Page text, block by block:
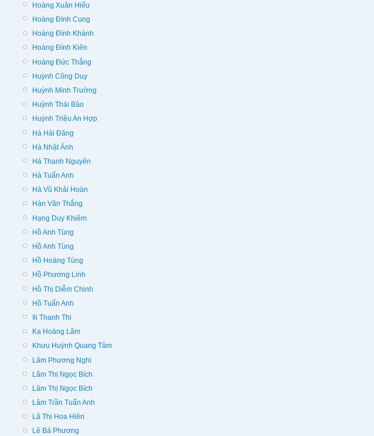
Hoàng Xuân Hiếu
Hoàng Đình Cung
Hoàng Đình Khánh
Hoàng Đình Kiên
Hoàng Đức Thắng
Huỳnh Công Duy
Huỳnh Minh Trường
Huỳnh Thái Bảo
Huỳnh Triệu An Hợp
Hà Hải Đăng
Hà Nhật Ánh
Hà Thanh Nguyên
Hà Tuấn Anh
Hà Vũ Khải Hoàn
Hàn Văn Thắng
Hạng Duy Khiêm
Hồ Anh Tùng
Hồ Anh Tùng
Hồ Hoàng Tùng
Hồ Phương Linh
Hồ Thị Diễm Chinh
Hồ Tuấn Anh
Ili Thanh Thi
Ka Hoàng Lâm
Khưu Huỳnh Quang Tâm
Lâm Phương Nghi
Lâm Thị Ngọc Bích
Lâm Thị Ngọc Bích
Lâm Trần Tuấn Anh
Lã Thị Hoa Hiên
Lê Bá Phương